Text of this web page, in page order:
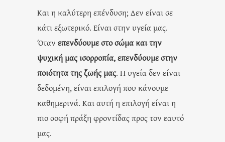
Και η καλύτερη επένδυση; Δεν είναι σε
κάτι εξωτερικό. Είναι στην υγεία μας.
Όταν επενδύουμε στο σώμα και την
ψυχική μας ισορροπία, επενδύουμε στην
ποιότητα της ζωής μας. Η υγεία δεν είναι
δεδομένη, είναι επιλογή που κάνουμε
καθημερινά. Και αυτή η επιλογή είναι η
πιο σοφή πράξη φροντίδας προς τον εαυτό
μας.